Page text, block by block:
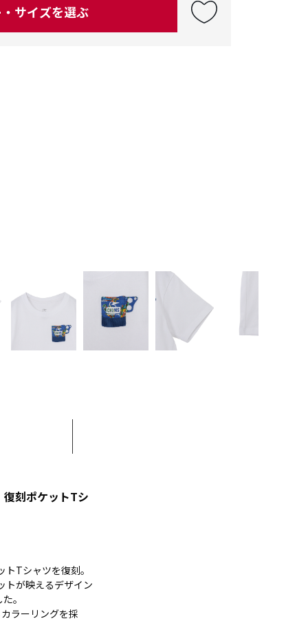
サイズを選ぶ
刻ポケットTシ
Tシャツを復刻。
トが映えるデザイン
。
ラーリングを採